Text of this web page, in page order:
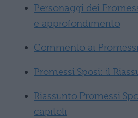
Personaggi dei
e approfondimento
Commento ai
Promessi Sposi: il
Riassunto Promessi
capitoli